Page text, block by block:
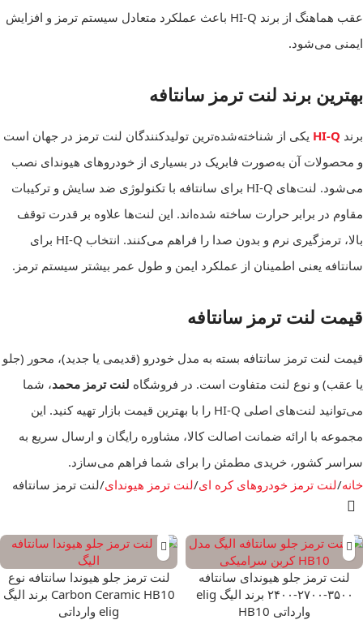
عقب هماهنگ از برند HI-Q باعث عملکرد متعادل سیستم ترمز و افزایش
ایمنی می‌شود.
بهترین برند لنت ترمز سانتافه
برند HI-Q یکی از شناخته‌شده‌ترین تولیدکنندگان لنت ترمز در جهان است
و محصولات آن به‌صورت فابریک در بسیاری از خودروهای هیوندای نصب
می‌شود. لنت‌های HI-Q برای سانتافه با تکنولوژی ضد سایش و ترکیبات
مقاوم در برابر حرارت ساخته شده‌اند. این لنت‌ها علاوه بر قدرت توقف
بالا، ترمزگیری نرم و بدون صدا را فراهم می‌کنند. انتخاب HI-Q برای
سانتافه یعنی اطمینان از عملکرد ایمن و طول عمر بیشتر سیستم ترمز.
قیمت لنت ترمز سانتافه
قیمت لنت ترمز سانتافه بسته به مدل خودرو (قدیمی یا جدید)، محور (جلو
یا عقب) و نوع لنت متفاوت است. در فروشگاه لنت ترمز محمد، شما
می‌توانید لنت‌های اصلی HI-Q را با بهترین قیمت بازار تهیه کنید. این
مجموعه با ارائه ضمانت اصالت کالا، مشاوره رایگان و ارسال سریع به
سراسر کشور، خریدی مطمئن را برای شما فراهم می‌سازد.
خانه لنت ترمز خودروهای کره ای لنت ترمز هیوندای لنت ترمز سانتافه
لنت ترمز جلو هیوندای سانتافه
۳۵۰۰-۲۷۰۰-۲۴۰۰ برند الیگ elig
وارداتی HB10
لنت ترمز جلو هیوندا سانتافه نوع
Carbon Ceramic HB10 برند الیگ
elig وارداتی